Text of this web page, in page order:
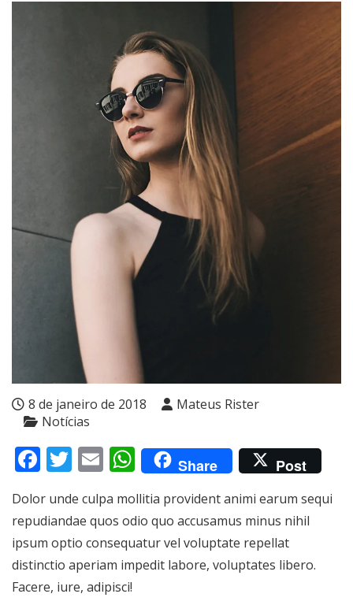
8 de janeiro de 2018
Mateus Rister
Notícias
Facebook
Twitter
EmailWhatsApp
Share Post
Dolor unde culpa mollitia provident animi earum sequi
repudiandae quos odio quo accusamus minus nihil
ipsum optio consequatur vel voluptate repellat
distinctio aperiam impedit labore, voluptates libero.
Facere, iure, adipisci!